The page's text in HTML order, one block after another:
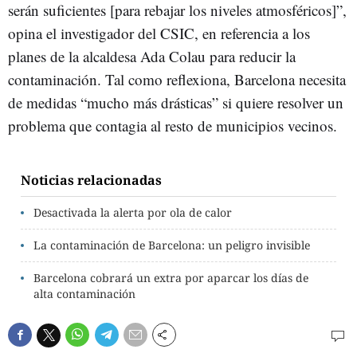
serán suficientes [para rebajar los niveles atmosféricos]”,
opina el investigador del CSIC, en referencia a los
planes de la alcaldesa Ada Colau para reducir la
contaminación. Tal como reflexiona, Barcelona necesita
de medidas “mucho más drásticas” si quiere resolver un
problema que contagia al resto de municipios vecinos.
Noticias relacionadas
Desactivada la alerta por ola de calor
La contaminación de Barcelona: un peligro invisible
Barcelona cobrará un extra por aparcar los días de
alta contaminación